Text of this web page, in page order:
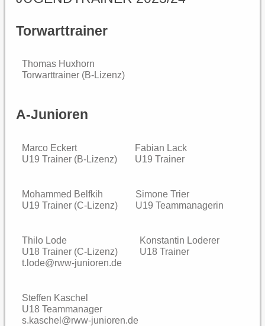
F-Junioren
Fußball
News
Turniere
Fußballschule
Torwarttrainer
Thomas Huxhorn
Torwarttrainer (B-Lizenz)
A-Junioren
Marco Eckert
U19 Trainer (B-Lizenz)
Fabian Lack
U19 Trainer
Mohammed Belfkih
U19 Trainer (C-Lizenz)
Simone Trier
U19 Teammanagerin
Thilo Lode
U18 Trainer (C-Lizenz)
t.lode@rww-junioren.de
Konstantin Loderer
U18 Trainer
Steffen Kaschel
U18 Teammanager
s.kaschel@rww-junioren.de